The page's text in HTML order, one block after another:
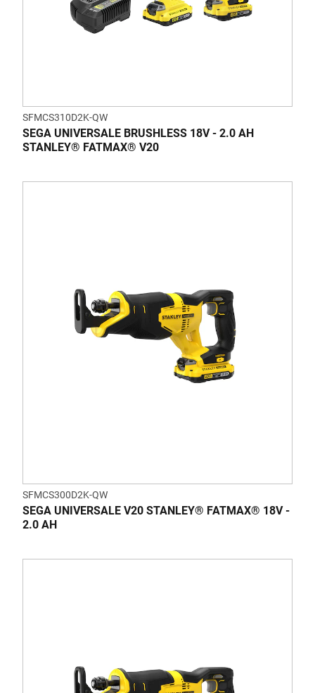
SFMCS310D2K-QW
SEGA UNIVERSALE BRUSHLESS 18V - 2.0 AH
STANLEY® FATMAX® V20
SFMCS300D2K-QW
SEGA UNIVERSALE V20 STANLEY® FATMAX® 18V -
2.0 AH